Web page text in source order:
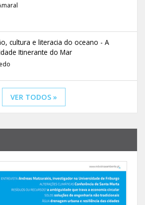
cultura e literacia do oceano - A
Itinerante do Mar
VER TODOS »